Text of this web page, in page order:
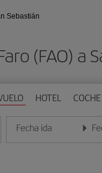
Sebastián
(FAO) a
HOTEL COCHE
Fecha ida
Introduce la fecha en